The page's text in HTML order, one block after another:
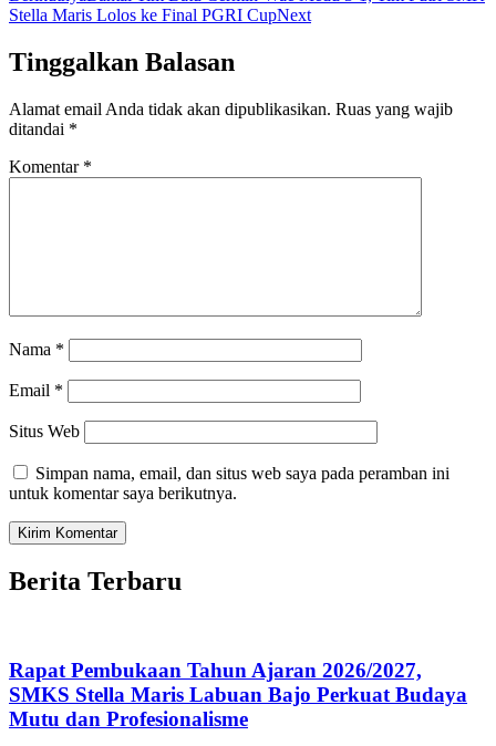
Stella Maris Lolos ke Final PGRI CupNext
Tinggalkan Balasan
Alamat email Anda tidak akan dipublikasikan. Ruas yang wajib
ditandai *
Komentar *
Nama *
Email *
Situs Web
Simpan nama, email, dan situs web saya pada peramban ini
untuk komentar saya berikutnya.
Berita Terbaru
Rapat Pembukaan Tahun Ajaran 2026/2027,
SMKS Stella Maris Labuan Bajo Perkuat Budaya
Mutu dan Profesionalisme